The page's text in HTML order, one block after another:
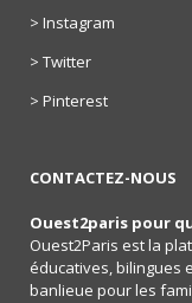
> Instagram
> Twitter
> Pinterest
CONTACTEZ-NOUS
Ouest2paris pour
Ouest2Paris est la
éducatives, bilingues
banlieue pour les